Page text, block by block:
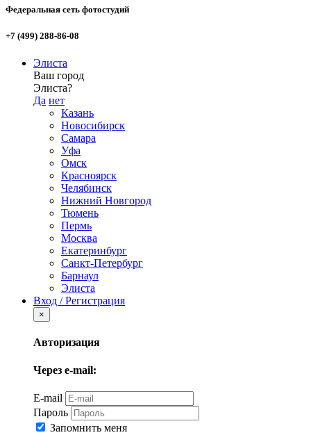
Федеральная сеть фотостудий
+7 (499) 288-86-08
Элиста
Ваш город
Элиста?
Да нет
Казань
Новосибирск
Самара
Уфа
Омск
Красноярск
Челябинск
Нижний Новгород
Тюмень
Пермь
Москва
Екатеринбург
Санкт-Петербург
Барнаул
Элиста
Вход / Регистрация
×
Авторизация
Через e-mail:
E-mail
Пароль
Запомнить меня